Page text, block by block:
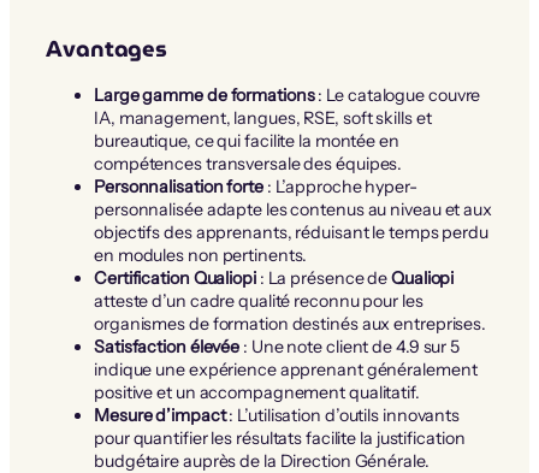
Avantages
Large gamme de formations: Le catalogue couvre
IA, management, langues, RSE, soft skills et
bureautique, ce qui facilite la montée en
compétences transversale des équipes.
Personnalisation forte: L’approche hyper-
personnalisée adapte les contenus au niveau et aux
objectifs des apprenants, réduisant le temps perdu
en modules non pertinents.
Certification Qualiopi: La présence deQualiopi
atteste d’un cadre qualité reconnu pour les
organismes de formation destinés aux entreprises.
Satisfaction élevée : Une note client de 4.9 sur 5
indique une expérience apprenant généralement
positive et un accompagnement qualitatif.
Mesure d’impact: L’utilisation d’outils innovants
pour quantifier les résultats facilite la justification
budgétaire auprès de la Direction Générale.